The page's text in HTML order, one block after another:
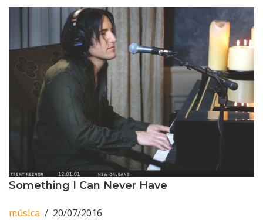
Something I Can Never Have
música 20/07/2016